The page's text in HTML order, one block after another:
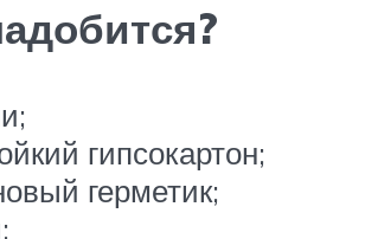
гипсокартон;
герметик;